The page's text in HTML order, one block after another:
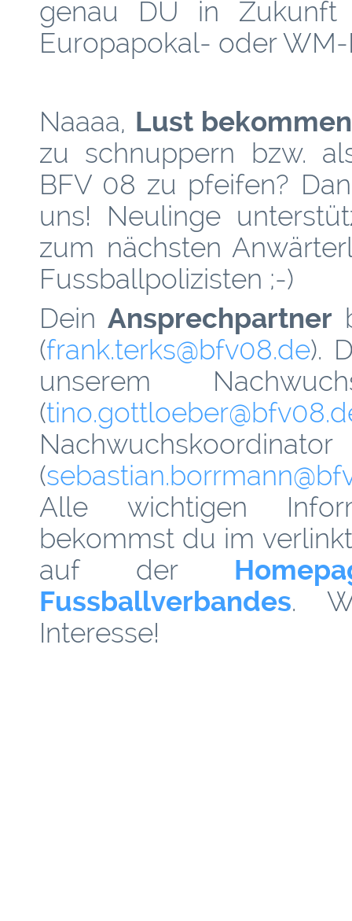
genau DU in Zukunft
Europapokal- oder WM-
Naaaa, Lust bekommen
zu schnuppern bzw.
BFV 08 zu pfeifen?
uns! Neulinge
zum nächsten
Fussballpolizisten ;-)
DeinAnsprechpartner
(frank.terks@­bfv08.de).
unserem
(tino.gottloeber
(sebastian.borrmann
Alle wichtigen
bekommst du im
auf der
Fussballverbandes.
Interesse!